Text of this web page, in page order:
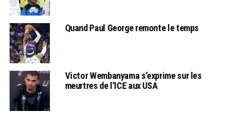
Quand Paul George remonte le temps
Victor Wembanyama s’exprime sur les
meurtres de l’ICE aux USA